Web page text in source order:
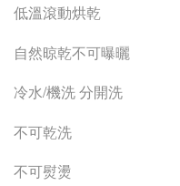
低溫滾動烘乾
自然晾乾不可曝曬
冷水/機洗 分開洗
不可乾洗
不可熨燙